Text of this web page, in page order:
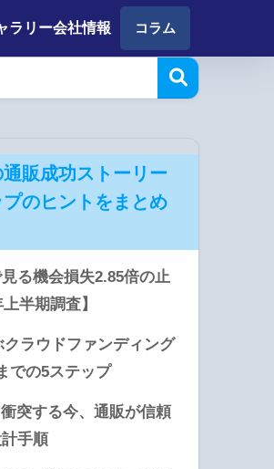
ラリー会社情報 コラム
販成功ストーリー
のヒントをまとめ
る機会損失2.85倍の止
半期調査】
ラウドファンディング
での5ステップ
突する今、通販が信頼
手順